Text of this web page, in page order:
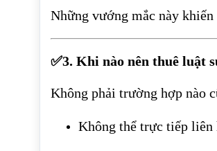
Những vướng mắc này
✅3. Khi nào nên thuê luật
Không phải trường hợp nào
Không thể trực tiếp liên